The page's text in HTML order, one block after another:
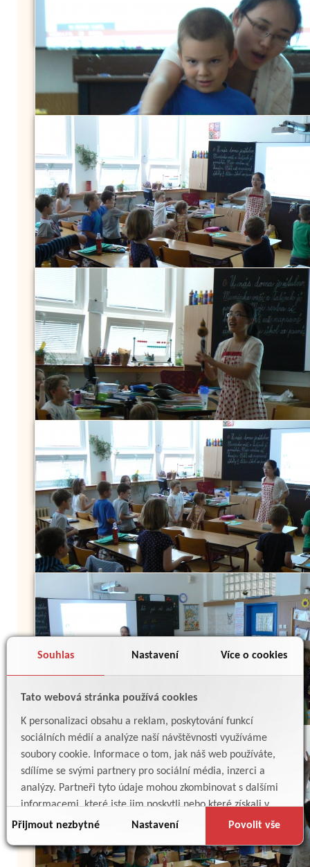
Souhlas Nastavení Více o cookies
Tato webová stránka používá cookies
K personalizaci obsahu a reklam, poskytování funkcí
sociálních médií a analýze naší návštěvnosti využíváme
soubory cookie. Informace o tom, jak náš web používáte,
sdílíme se svými partnery pro sociální média, inzerci a
analýzy. Partneři tyto údaje mohou zkombinovat s dalšími
informacemi, které jste jim poskytli nebo které získali v
důsledku toho, že používáte jejich služby.
Přijmout nezbytné Nastavení Povolit vše